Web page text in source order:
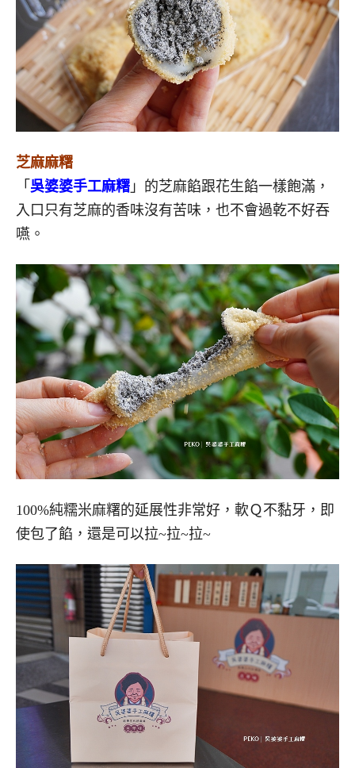
芝麻麻糬
「 吳婆婆手工麻糬 」的芝麻餡跟花生餡一樣飽滿，
入口只有芝麻的香味沒有苦味，也不會過乾不好吞
嚥。
100%純糯米麻糬的延展性非常好，軟Ｑ不黏牙，即
使包了餡，還是可以拉~拉~拉~